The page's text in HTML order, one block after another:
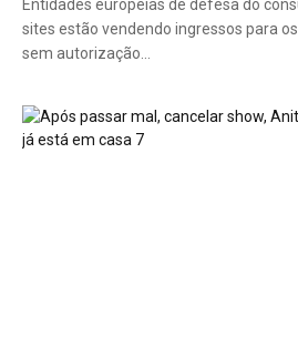
Entidades europeias de defesa do
sites estão vendendo ingressos para
sem autorização…